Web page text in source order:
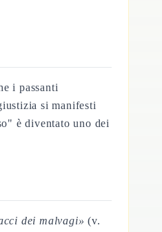
i passanti
si manifesti
è diventato uno dei
dei malvagi» (v.